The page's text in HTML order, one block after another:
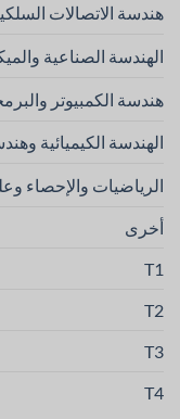
هندسة الاتصالات
الهندسة الصناعية
هندسة الكمبيوتر
الهندسة الكيميائية
الرياضيات والإحصاء
أخرى
T1
T2
T3
T4